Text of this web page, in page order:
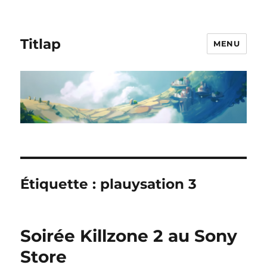
Titlap MENU
Étiquette : plauysation 3
Soirée Killzone 2 au Sony
Store